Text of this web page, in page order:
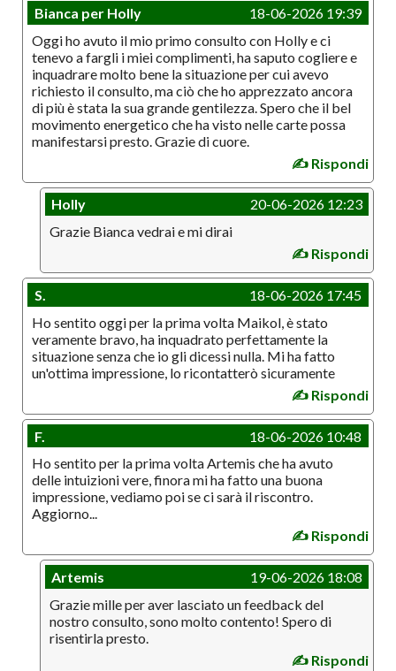
Bianca per Holly
18-06-2026 19:39
Oggi ho avuto il mio primo consulto con Holly e ci
tenevo a fargli i miei complimenti, ha saputo cogliere e
inquadrare molto bene la situazione per cui avevo
richiesto il consulto, ma ciò che ho apprezzato ancora
di più è stata la sua grande gentilezza. Spero che il bel
movimento energetico che ha visto nelle carte possa
manifestarsi presto. Grazie di cuore.
✍️ Rispondi
Holly
20-06-2026 12:23
Grazie Bianca vedrai e mi dirai
✍️ Rispondi
S.
18-06-2026 17:45
Ho sentito oggi per la prima volta Maikol, è stato
veramente bravo, ha inquadrato perfettamente la
situazione senza che io gli dicessi nulla. Mi ha fatto
un'ottima impressione, lo ricontatterò sicuramente
✍️ Rispondi
F.
18-06-2026 10:48
Ho sentito per la prima volta Artemis che ha avuto
delle intuizioni vere, finora mi ha fatto una buona
impressione, vediamo poi se ci sarà il riscontro.
Aggiorno...
✍️ Rispondi
Artemis
19-06-2026 18:08
Grazie mille per aver lasciato un feedback del
nostro consulto, sono molto contento! Spero di
risentirla presto.
✍️ Rispondi